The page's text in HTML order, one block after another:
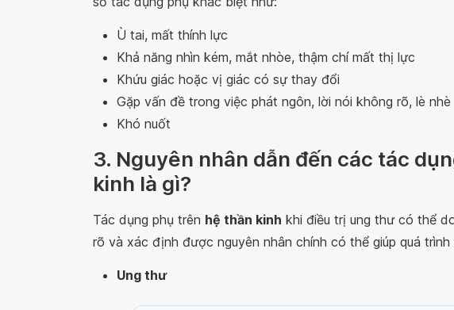
Ù tai, mất thính lực
Khả năng nhìn kém, mắt nhòe, thậm chí mất thị lực
Khứu giác hoặc vị giác có sự thay đổi
Gặp vấn đề trong việc phát ngôn, lời nói không rõ, lè nhè
Khó nuốt
3. Nguyên nhân dẫn đến các tác
kinh là gì?
Tác dụng phụ trên hệ thần kinh khi điều trị ung thư có thể
rõ và xác định được nguyên nhân chính có thể giúp quá
Ung thư